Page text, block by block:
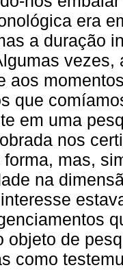
era
a duração
aos
que
em uma
nos
mas,
na
objeto de
como